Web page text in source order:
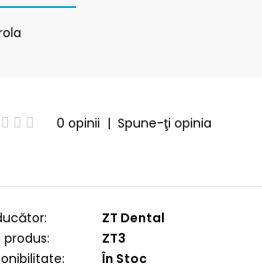
0 opinii | Spune-ţi opinia
ZT Dental
produs:
ZT3
În Stoc